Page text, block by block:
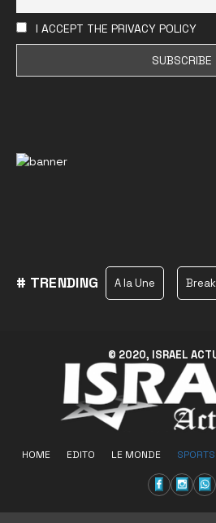
I ACCEPT THE PRIVACY POLICY
# TRENDING A la Une
© 2020, ISRAEL
HOME EDITO LE MONDE SPORTS